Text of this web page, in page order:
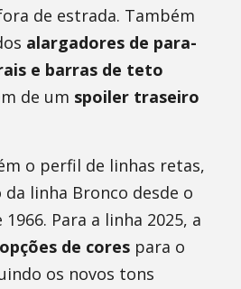
de estrada. Também
alargadores de para-
e barras de teto
de um spoiler traseiro
o perfil de linhas retas,
da linha Bronco desde o
Para a linha 2025, a
de cores para o
os novos tons